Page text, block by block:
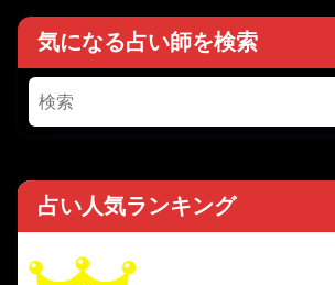
気になる占い師を検索
占い人気ランキング